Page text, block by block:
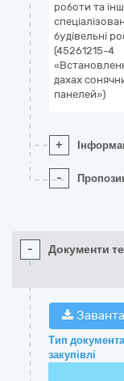
роботи та
будівельні
(45261215-4
дахах
панелей»)
+
-
- Документи
Тип
закупівлі